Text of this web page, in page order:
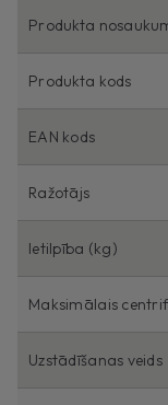
Produkta
Produkta kods
EAN kods
Ražotājs
Ietilpība (kg)
Maksimālais
Uzstādīšanas veids